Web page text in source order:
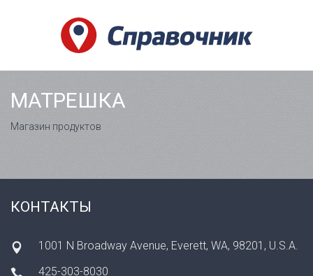
МАТРЕШКА
Магазин продуктов
КОНТАКТЫ
1001 N Broadway Avenue, Everett, WA, 98201, U.S.A.
425-303-8030